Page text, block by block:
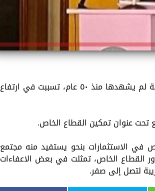
قال محمد معيط، وزير المالية، إن العالم يمر حاليا بموجة تضخمية لم يشهدها منذ ٥٠ عام، تسببت في ارتفاع
تحت عنوان تمكين القطاع الخاص.
في الاستثمارات بنحو يستفيد منه مجتمع
القطاع الخاص، تمثلت في بعض الاعفاءات
لتصل إلى صفر.